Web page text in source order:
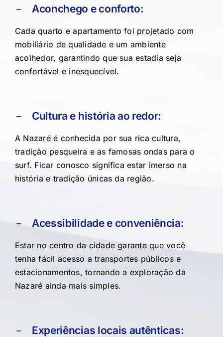
Aconchego e conforto:
Cada quarto e apartamento foi projetado com
mobiliário de qualidade e um ambiente
acolhedor, garantindo que sua estadia seja
confortável e inesquecível.
Cultura e história ao redor:
A Nazaré é conhecida por sua rica cultura,
tradição pesqueira e as famosas ondas para o
surf. Ficar conosco significa estar imerso na
história e tradição únicas da região.
Acessibilidade e conveniência:
Estar no centro da cidade garante que você
tenha fácil acesso a transportes públicos e
estacionamentos, tornando a exploração da
Nazaré ainda mais simples.
Experiências locais autênticas: